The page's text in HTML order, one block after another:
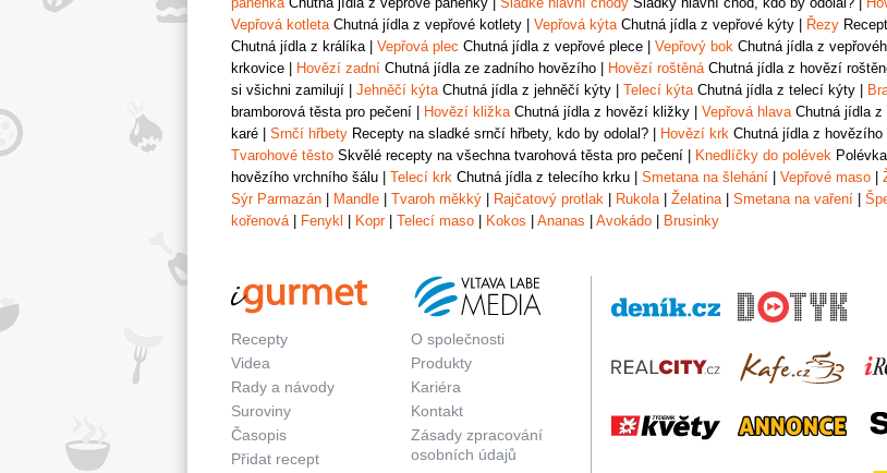
Vepřová kotletaChutná jídla z vepřové kotlety Vepřová kýtaChutná jídla z vepřové kýty Řezy
Chutná jídla z králíka| Vepřová plec Chutná jídla z vepřové plece Vepřový bok Chutná jídla z
krkovice
Hovězí zadní Chutná jídla ze zadního hovězího Hovězí roštěnáChutná jídla z hovězí
si všichni zamilují
Jehněčí kýtaChutná jídla z jehněčí kýty Telecí kýtaChutná jídla z telecí kýty
bramborová těsta pro pečení
Hovězí kližkaChutná jídla z hovězí kližky Vepřová hlavaChutná jídla z
karé
Srnčí hřbety Recepty na sladké srnčí hřbety, kdo by odolal? Hovězí krk Chutná jídla z hovězího
Tvarohové těsto Skvělé recepty na všechna tvarohová těsta pro pečení Knedlíčky do polévek
hovězího vrchního šálu
Telecí krk Chutná jídla z telecího krku Smetana na šlehání Vepřové maso
Sýr Parmazán
Mandle Tvaroh měkký Rajčatový protlak Rukola| Želatina| Smetana na vaření
kořenová| Fenykl Kopr| Telecí maso Kokos Ananas Avokádo Brusinky
Recepty
Videa
Rady a návody
Suroviny
Časopis
Přidat recept
O společnosti
Produkty
Kariéra
Kontakt
Zásady zpracování
osobních údajů